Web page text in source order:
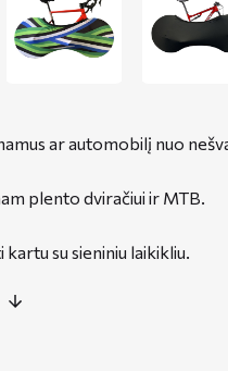
ar automobilį nuo
plento dviračiui ir MTB.
kartu su sieniniu laikikliu.